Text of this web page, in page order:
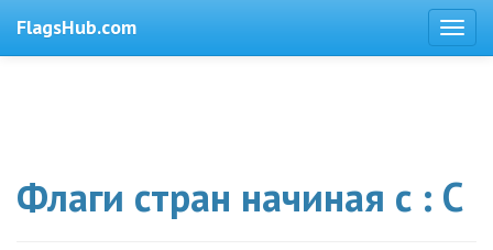
FlagsHub.com
Флаги стран начиная с : С